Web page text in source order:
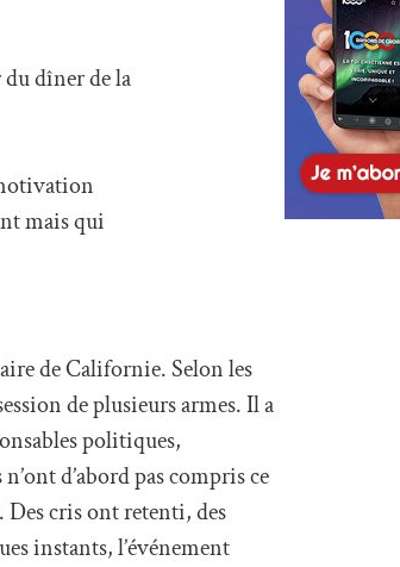
dîner de la
mais qui
de Californie. Selon les
de plusieurs armes. Il a
politiques,
d’abord pas compris ce
Des cris ont retenti, des
instants, l’événement